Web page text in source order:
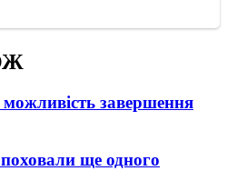
завершення
ще одного